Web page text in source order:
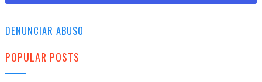
DENUNCIAR ABUSO
POPULAR POSTS